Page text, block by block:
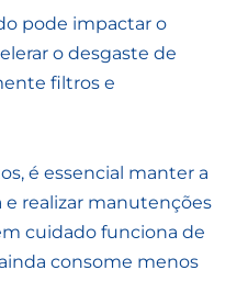
pode impactar o
o desgaste de
filtros e
é essencial manter a
realizar manutenções
cuidado funciona de
consome menos